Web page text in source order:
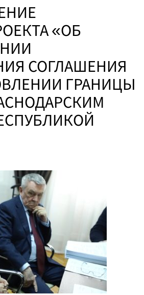
«ОБ
СОГЛАШЕНИЯ
ГРАНИЦЫ